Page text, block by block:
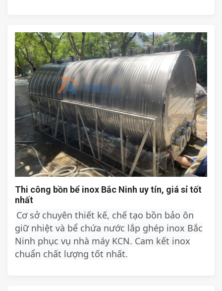
Thi công bồn bể inox Bắc Ninh uy tín, giá sỉ tốt
nhất
Cơ sở chuyên thiết kế, chế tạo bồn bảo ôn
giữ nhiệt và bể chứa nước lắp ghép inox Bắc
Ninh phục vụ nhà máy KCN. Cam kết inox
chuẩn chất lượng tốt nhất.